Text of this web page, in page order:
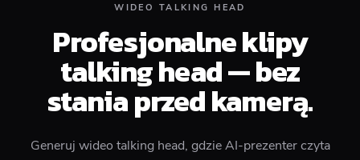
WIDEO TALKING HEAD
Profesjonalne klipy
talking head — bez
stania przed kamerą.
Generuj wideo talking head, gdzie AI-prezenter czyta